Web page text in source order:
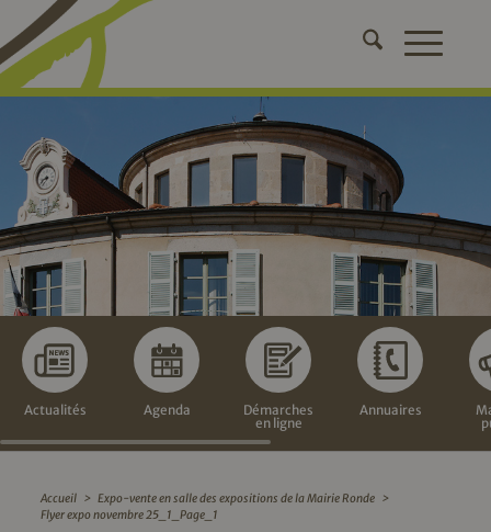
Actualités Agenda
Démarches
en ligne
Annuaires
Accueil > Expo-vente en salle des expositions de la Mairie Ronde >
Flyer expo novembre 25_1_Page_1